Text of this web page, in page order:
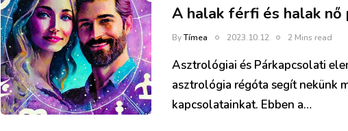
A halak férfi és halak nő
ByTímea 2023.10.12. 2 Mins read
Asztrológiai és Párkapcsolati
asztrológia régóta segít nekünk
kapcsolatainkat. Ebben a…